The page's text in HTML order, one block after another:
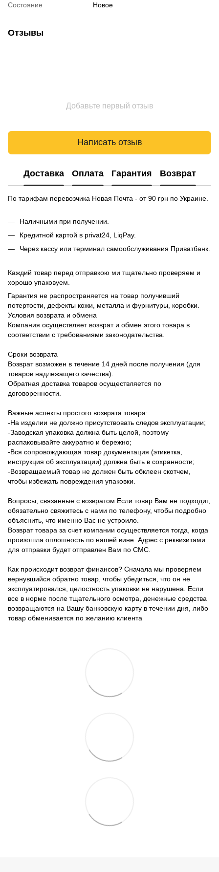
Состояние
Новое
Отзывы
Добавьте первый отзыв
Написать отзыв
Доставка Оплата Гарантия Возврат
По тарифам перевозчика Новая Почта - от 90 грн по Украине.
Наличными при получении.
Кредитной картой в privat24, LiqPay.
Через кассу или терминал самообслуживания Приватбанк.
Каждий товар перед отправкою ми тщательно проверяем и
хорошо упаковуем.
Гарантия не распространяется на товар получивший
потертости, дефекты кожи, металла и фурнитуры, коробки.
Условия возврата и обмена
Компания осуществляет возврат и обмен этого товара в
соответствии с требованиями законодательства.
Сроки возврата
Возврат возможен в течение 14 дней после получения (для
товаров надлежащего качества).
Обратная доставка товаров осуществляется по
договоренности.
Важные аспекты простого возврата товара:
-На изделии не должно присутствовать следов эксплуатации;
-Заводская упаковка должна быть целой, поэтому
распаковывайте аккуратно и бережно;
-Вся сопровождающая товар документация (этикетка,
инструкция об эксплуатации) должна быть в сохранности;
-Возвращаемый товар не должен быть обклеен скотчем,
чтобы избежать повреждения упаковки.
Вопросы, связанные с возвратом Если товар Вам не подходит,
обязательно свяжитесь с нами по телефону, чтобы подробно
объяснить, что именно Вас не устроило.
Возврат товара за счет компании осуществляется тогда, когда
произошла оплошность по нашей вине. Адрес с реквизитами
для отправки будет отправлен Вам по СМС.
Как происходит возврат финансов? Сначала мы проверяем
вернувшийся обратно товар, чтобы убедиться, что он не
эксплуатировался, целостность упаковки не нарушена. Если
все в норме после тщательного осмотра, денежные средства
возвращаются на Вашу банковскую карту в течении дня, либо
товар обменивается по желанию клиента